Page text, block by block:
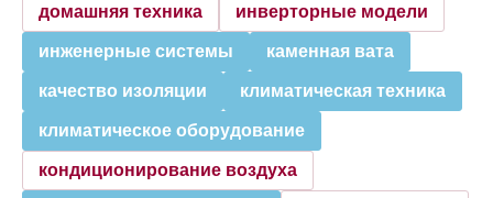
домашняя техника инверторные модели
инженерные системы каменная вата
качество изоляции климатическая техника
климатическое оборудование
кондиционирование воздуха